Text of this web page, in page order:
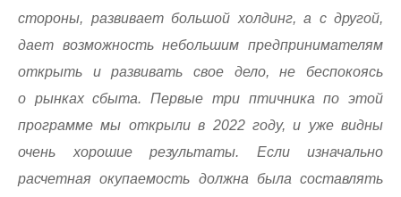
стороны, развивает большой холдинг, а с другой,
дает возможность небольшим предпринимателям
открыть и развивать свое дело, не беспокоясь
о рынках сбыта. Первые три птичника по этой
программе мы открыли в 2022 году, и уже видны
очень хорошие результаты. Если изначально
расчетная окупаемость должна была составлять